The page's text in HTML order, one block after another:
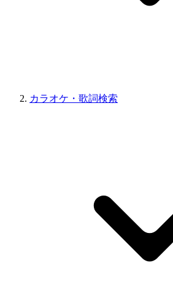
カラオケ・歌詞検索